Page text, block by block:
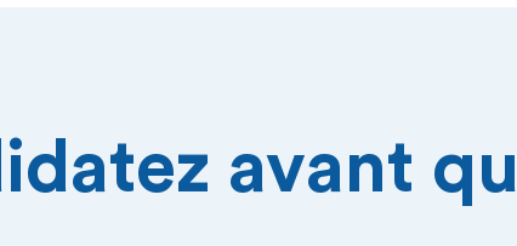
avant